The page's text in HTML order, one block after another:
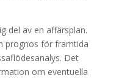
del av en affärsplan.
prognos för framtida
Det
om eventuella